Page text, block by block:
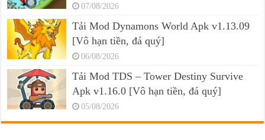
07/08/2026
Tải Mod Dynamons World Apk v1.13.09
[Vô hạn tiền, đá quý]
06/08/2026
Tải Mod TDS – Tower Destiny Survive
Apk v1.16.0 [Vô hạn tiền, đá quý]
05/08/2026